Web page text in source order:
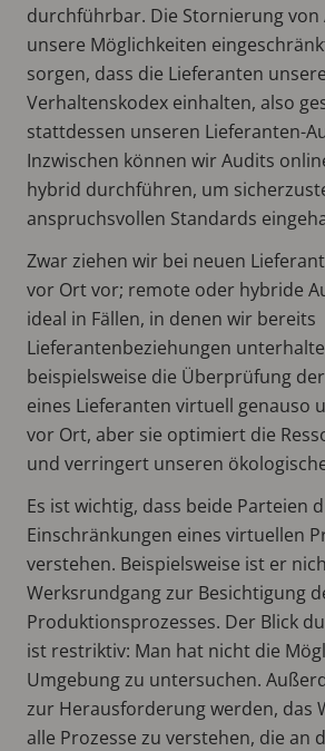
durchführbar. Die Stornierung von
unsere Möglichkeiten
sorgen, dass die Lieferanten
Verhaltenskodex einhalten, also
stattdessen unseren Lieferanten-
Inzwischen können wir Audits
hybrid durchführen, um
anspruchsvollen Standards
Zwar ziehen wir bei neuen
vor Ort vor; remote oder hybride
ideal in Fällen, in denen wir bereits
Lieferantenbeziehungen
beispielsweise die Überprüfung
eines Lieferanten virtuell genauso
vor Ort, aber sie optimiert die
und verringert unseren
Es ist wichtig, dass beide Parteien
Einschränkungen eines virtuellen
verstehen. Beispielsweise ist er
Werksrundgang zur Besichtigung
Produktionsprozesses. Der Blick
ist restriktiv: Man hat nicht die
Umgebung zu untersuchen.
zur Herausforderung werden, das
alle Prozesse zu verstehen, die an